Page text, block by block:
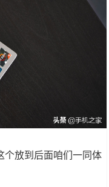
个放到后面咱们一同体